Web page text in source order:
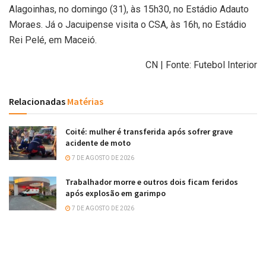
Alagoinhas, no domingo (31), às 15h30, no Estádio Adauto
Moraes. Já o Jacuipense visita o CSA, às 16h, no Estádio
Rei Pelé, em Maceió.
CN | Fonte: Futebol Interior
Relacionadas Matérias
Coité: mulher é transferida após sofrer grave
acidente de moto
7 DE AGOSTO DE 2026
Trabalhador morre e outros dois ficam feridos
após explosão em garimpo
7 DE AGOSTO DE 2026